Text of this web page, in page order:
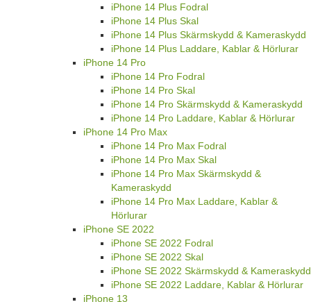
iPhone 14 Plus Fodral
iPhone 14 Plus Skal
iPhone 14 Plus Skärmskydd & Kameraskydd
iPhone 14 Plus Laddare, Kablar & Hörlurar
iPhone 14 Pro
iPhone 14 Pro Fodral
iPhone 14 Pro Skal
iPhone 14 Pro Skärmskydd & Kameraskydd
iPhone 14 Pro Laddare, Kablar & Hörlurar
iPhone 14 Pro Max
iPhone 14 Pro Max Fodral
iPhone 14 Pro Max Skal
iPhone 14 Pro Max Skärmskydd &
Kameraskydd
iPhone 14 Pro Max Laddare, Kablar &
Hörlurar
iPhone SE 2022
iPhone SE 2022 Fodral
iPhone SE 2022 Skal
iPhone SE 2022 Skärmskydd & Kameraskydd
iPhone SE 2022 Laddare, Kablar & Hörlurar
iPhone 13